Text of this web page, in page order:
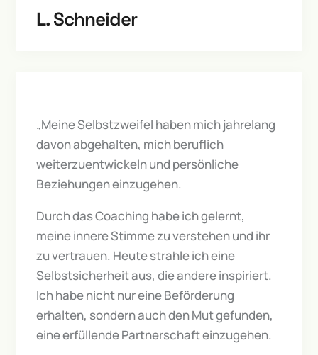
L. Schneider
„Meine Selbstzweifel haben mich jahrelang
davon abgehalten, mich beruflich
weiterzuentwickeln und persönliche
Beziehungen einzugehen.
Durch das Coaching habe ich gelernt,
meine innere Stimme zu verstehen und ihr
zu vertrauen. Heute strahle ich eine
Selbstsicherheit aus, die andere inspiriert.
Ich habe nicht nur eine Beförderung
erhalten, sondern auch den Mut gefunden,
eine erfüllende Partnerschaft einzugehen.